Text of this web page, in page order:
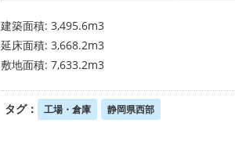
建築面積: 3,495.6m3
延床面積: 3,668.2m3
敷地面積: 7,633.2m3
タグ： 工場・倉庫 静岡県西部